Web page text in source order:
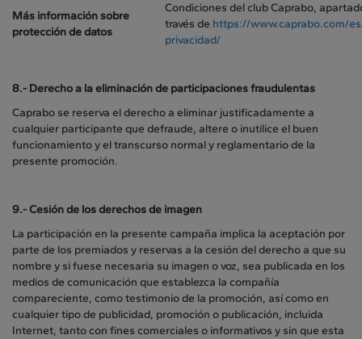
Más información sobre
protección de datos
Condiciones del club Caprabo,
través de https://www.caprabo.com/
privacidad/
8.- Derecho a la eliminación de participaciones fraudulentas
Caprabo se reserva el derecho a eliminar justificadamente a
cualquier participante que defraude, altere o inutilice el buen
funcionamiento y el transcurso normal y reglamentario de la
presente promoción.
9.-Cesión de los derechos de imagen
La participación en la presente campaña implica la aceptación por
parte de los premiados y reservas a la cesión del derecho a que su
nombre y si fuese necesaria su imagen o voz, sea publicada en los
medios de comunicación que establezca la compañía
compareciente, como testimonio de la promoción, así como en
cualquier tipo de publicidad, promoción o publicación, incluida
Internet, tanto con fines comerciales o informativos y sin que esta